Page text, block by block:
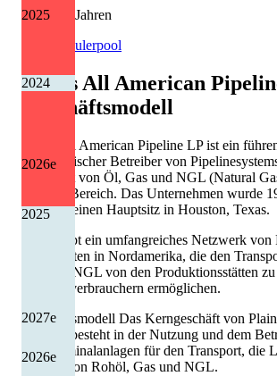
2025
2026e
2027e
2024
2025
2026e
6 von 13 Jahren
Quelle: Eulerpool
Plains All American
Geschäftsmodell
Plains All American Pipeline LP ist ein
amerikanischer Betreiber von
Transport von Öl, Gas und NGL (Natural
Energie-Bereich. Das Unternehmen wurde
und hat seinen Hauptsitz in Houston, Texas.
Es betreibt ein umfangreiches Netzwerk von
Lagerstätten in Nordamerika, die den
Gas und NGL von den Produktionsstätten
und Endverbrauchern ermöglichen.
Geschäftsmodell Das Kerngeschäft von
Pipeline besteht in der Nutzung und dem
und Terminalanlagen für den Transport, die
Handel von Rohöl, Gas und NGL.